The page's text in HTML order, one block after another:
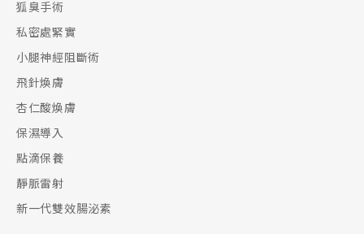
狐臭手術
私密處緊實
小腿神經阻斷術
飛針煥膚
杏仁酸煥膚
保濕導入
點滴保養
靜脈雷射
新一代雙效腸泌素